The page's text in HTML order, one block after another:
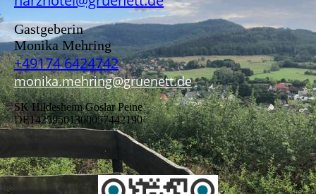
Gastgeberin
Monika Mehring
+49174 6424742
monika.mehring@gruenett.de
SK Hildesheim Goslar Peine
DE14259501300057442190